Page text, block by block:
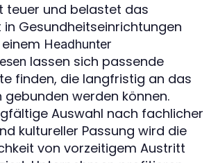
teuer und belastet das
Gesundheitseinrichtungen
Headhunter
lassen sich passende
finden, die langfristig an das
gebunden werden können.
Auswahl nach fachlicher
kultureller Passung wird die
von vorzeitigem Austritt